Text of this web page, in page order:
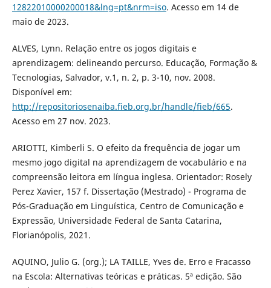
12822010000200018&lng=pt&nrm=iso. Acesso em 14 de
maio de 2023.
ALVES, Lynn. Relação entre os jogos digitais e
aprendizagem: delineando percurso. Educação, Formação &
Tecnologias, Salvador, v.1, n. 2, p. 3-10, nov. 2008.
Disponível em:
http://repositoriosenaiba.fieb.org.br/handle/fieb/665.
Acesso em 27 nov. 2023.
ARIOTTI, Kimberli S. O efeito da frequência de jogar um
mesmo jogo digital na aprendizagem de vocabulário e na
compreensão leitora em língua inglesa. Orientador: Rosely
Perez Xavier, 157 f. Dissertação (Mestrado) - Programa de
Pós-Graduação em Linguística, Centro de Comunicação e
Expressão, Universidade Federal de Santa Catarina,
Florianópolis, 2021.
AQUINO, Julio G. (org.); LA TAILLE, Yves de. Erro e Fracasso
na Escola: Alternativas teóricas e práticas. 5ª edição. São